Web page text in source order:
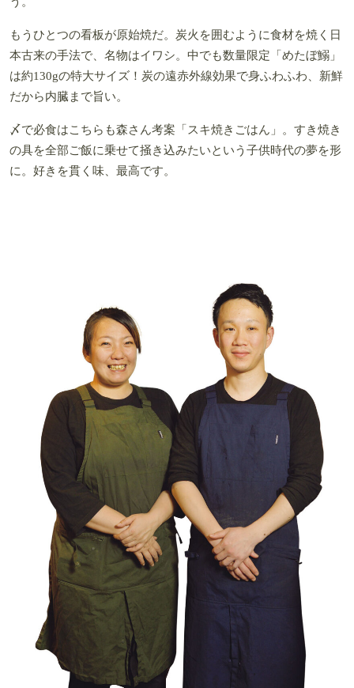
もうひとつの看板が原始焼だ。炭火を囲むように食材を焼く日
本古来の手法で、名物はイワシ。中でも数量限定「めたぼ鰯」
は約130gの特大サイズ！炭の遠赤外線効果で身ふわふわ、新鮮
だから内臓まで旨い。
〆で必食はこちらも森さん考案「スキ焼きごはん」。すき焼き
の具を全部ご飯に乗せて掻き込みたいという子供時代の夢を形
に。好きを貫く味、最高です。